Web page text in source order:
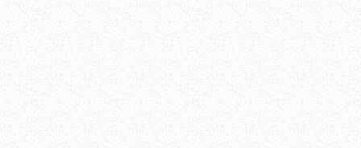
2025.06.19